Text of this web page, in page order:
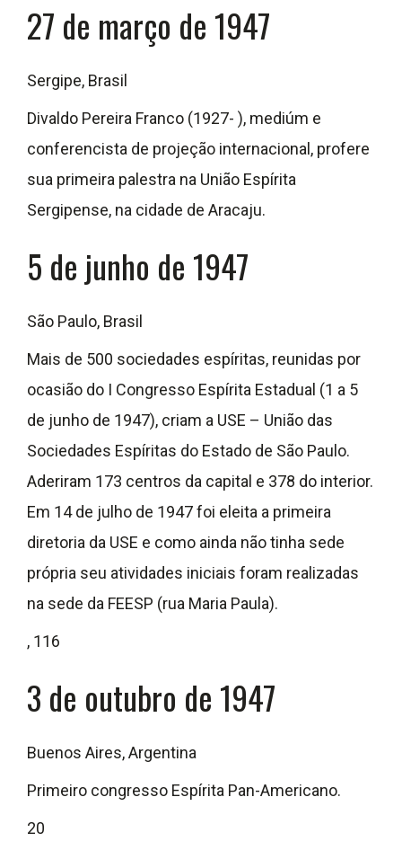
27 de março de 1947
Sergipe, Brasil
Divaldo Pereira Franco (1927- ), mediúm e
conferencista de projeção internacional, profere
sua primeira palestra na União Espírita
Sergipense, na cidade de Aracaju.
5 de junho de 1947
São Paulo, Brasil
Mais de 500 sociedades espíritas, reunidas por
ocasião do I Congresso Espírita Estadual (1 a 5
de junho de 1947), criam a USE – União das
Sociedades Espíritas do Estado de São Paulo.
Aderiram 173 centros da capital e 378 do interior.
Em 14 de julho de 1947 foi eleita a primeira
diretoria da USE e como ainda não tinha sede
própria seu atividades iniciais foram realizadas
na sede da FEESP (rua Maria Paula).
, 116
3 de outubro de 1947
Buenos Aires, Argentina
Primeiro congresso Espírita Pan-Americano.
20